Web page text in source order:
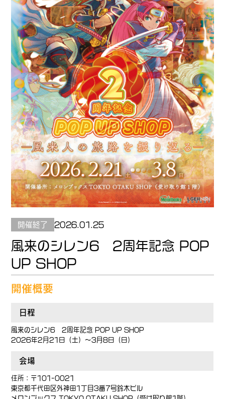
開催終了 2026.01.25
風来のシレン6 2周年記念 POP
UP SHOP
開催概要
日程
風来のシレン6 2周年記念 POP UP SHOP
2026年2月21日（土）～3月8日（日）
会場
住所：〒101-0021
東京都千代田区外神田1丁目3番7号鈴木ビル